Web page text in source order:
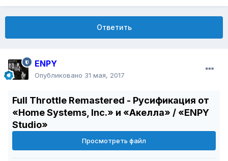
Ответить
ENPY
Опубликовано 31 мая, 2017
Full Throttle Remastered - Русификация от
«Home Systems, Inc.» и «Акелла» / «ENPY
Studio»
Просмотреть файл